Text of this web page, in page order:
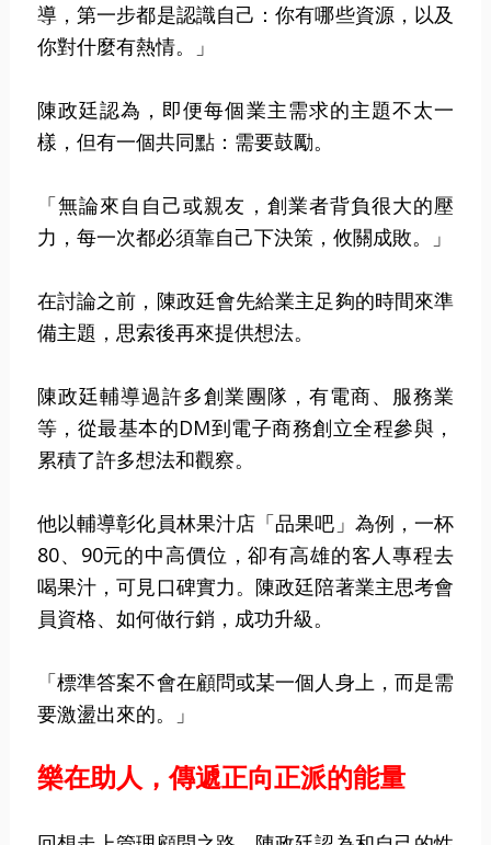
導，第一步都是認識自己：你有哪些資源，以及
你對什麼有熱情。」
陳政廷認為，即便每個業主需求的主題不太一
樣，但有一個共同點：需要鼓勵。
「無論來自自己或親友，創業者背負很大的壓
力，每一次都必須靠自己下決策，攸關成敗。」
在討論之前，陳政廷會先給業主足夠的時間來準
備主題，思索後再來提供想法。
陳政廷輔導過許多創業團隊，有電商、服務業
等，從最基本的DM到電子商務創立全程參與，
累積了許多想法和觀察。
他以輔導彰化員林果汁店「品果吧」為例，一杯
80、90元的中高價位，卻有高雄的客人專程去
喝果汁，可見口碑實力。陳政廷陪著業主思考會
員資格、如何做行銷，成功升級。
「標準答案不會在顧問或某一個人身上，而是需
要激盪出來的。」
樂在助人，傳遞正向正派的能量